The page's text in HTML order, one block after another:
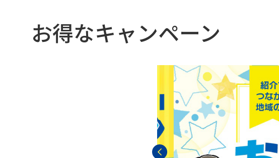
お得なキャンペーン